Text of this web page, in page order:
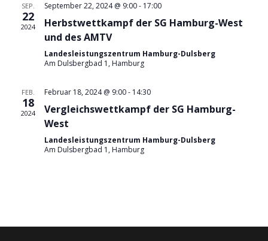
SEP.
22
2024
September 22, 2024 @ 9:00- 17:00
Herbstwettkampf der SG Hamburg-West
und des AMTV
Landesleistungszentrum Hamburg-Dulsberg
Am Dulsbergbad 1, Hamburg
FEB.
18
2024
Februar 18, 2024 @ 9:00- 14:30
Vergleichswettkampf der SG Hamburg-
West
Landesleistungszentrum Hamburg-Dulsberg
Am Dulsbergbad 1, Hamburg